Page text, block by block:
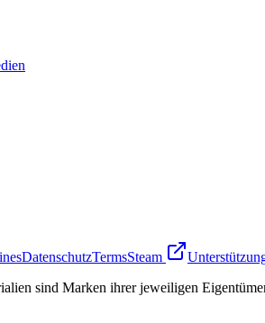
DatenschutzTermsSteam
sind Marken ihrer jeweiligen